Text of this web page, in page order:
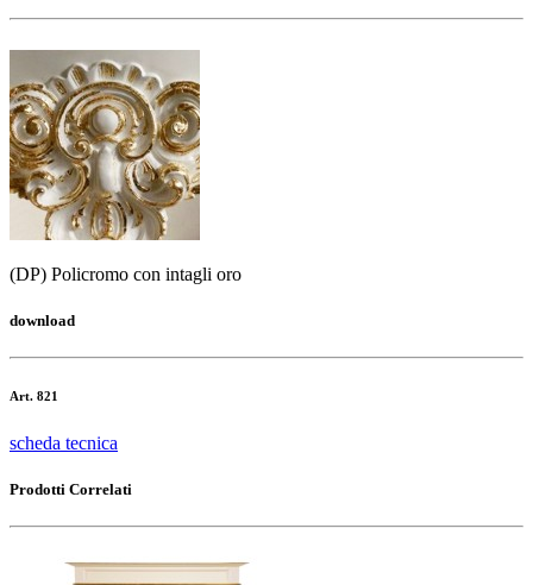
(DP) Policromo con intagli oro
download
Art. 821
scheda tecnica
Prodotti Correlati